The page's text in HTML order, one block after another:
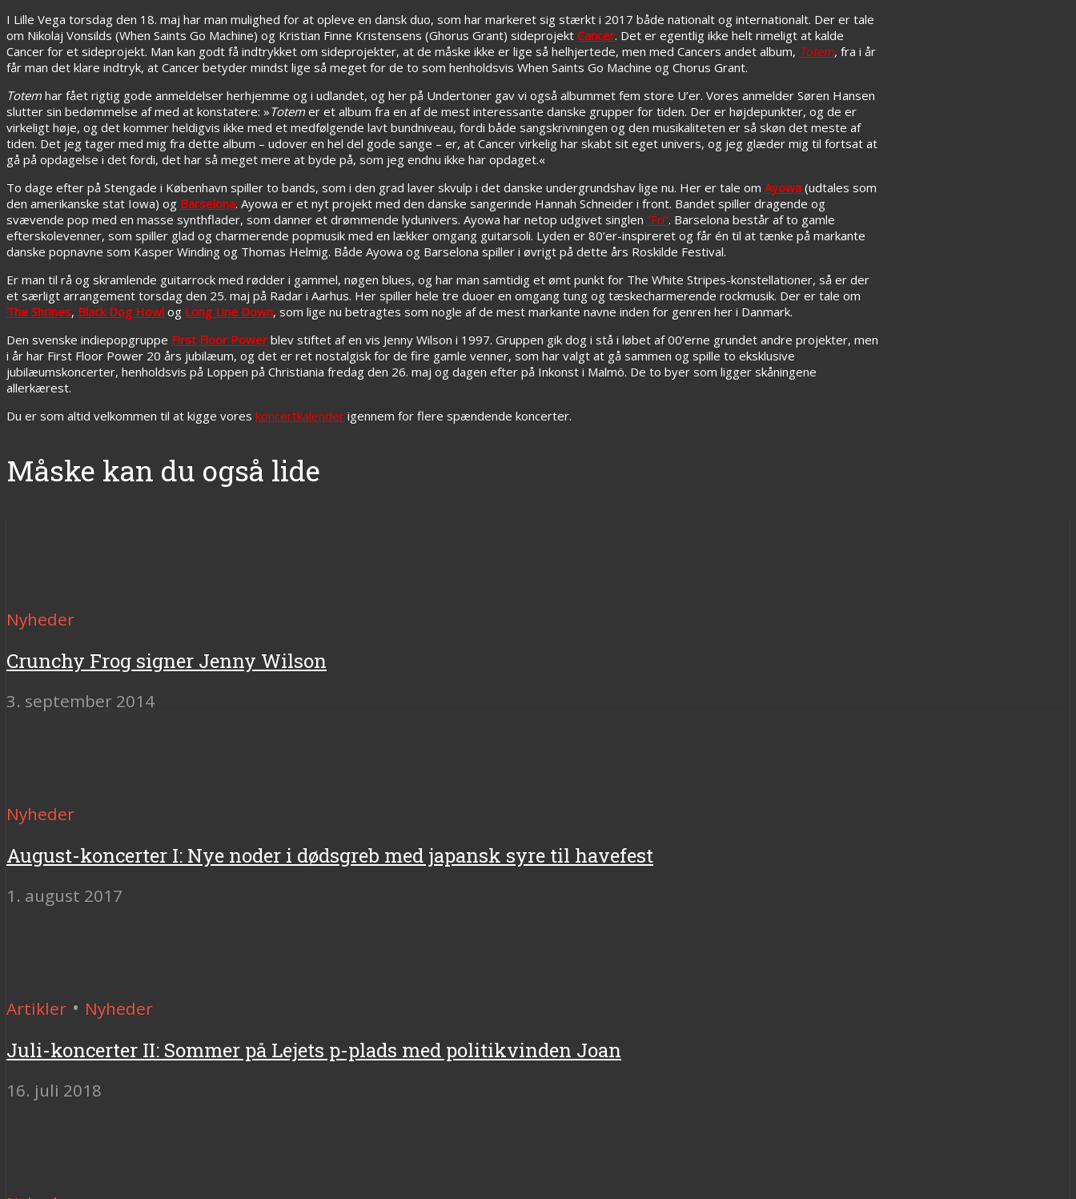
I Lille Vega torsdag den 18. maj har man mulighed for at opleve en dansk duo, som har markeret sig stærkt i 2017 både nationalt og internationalt. Der er tale
om Nikolaj Vonsilds (When Saints Go Machine) og Kristian Finne Kristensens (Ghorus Grant) sideprojekt Cancer. Det er egentlig ikke helt rimeligt at kalde
Cancer for et sideprojekt. Man kan godt få indtrykket om sideprojekter, at de måske ikke er lige så helhjertede, men med Cancers andet album, Totem, fra i år
får man det klare indtryk, at Cancer betyder mindst lige så meget for de to som henholdsvis When Saints Go Machine og Chorus Grant.
Totem har fået rigtig gode anmeldelser herhjemme og i udlandet, og her på Undertoner gav vi også albummet fem store U’er. Vores anmelder Søren Hansen
slutter sin bedømmelse af med at konstatere: »Totem er et album fra en af de mest interessante danske grupper for tiden. Der er højdepunkter, og de er
virkeligt høje, og det kommer heldigvis ikke med et medfølgende lavt bundniveau, fordi både sangskrivningen og den musikaliteten er så skøn det meste af
tiden. Det jeg tager med mig fra dette album – udover en hel del gode sange – er, at Cancer virkelig har skabt sit eget univers, og jeg glæder mig til fortsat at
gå på opdagelse i det fordi, det har så meget mere at byde på, som jeg endnu ikke har opdaget.«
To dage efter på Stengade i København spiller to bands, som i den grad laver skvulp i det danske undergrundshav lige nu. Her er tale om Ayowa (udtales som
den amerikanske stat Iowa) og Barselona. Ayowa er et nyt projekt med den danske sangerinde Hannah Schneider i front. Bandet spiller dragende og
svævende pop med en masse synthflader, som danner et drømmende lydunivers. Ayowa har netop udgivet singlen ”Fri”. Barselona består af to gamle
efterskolevenner, som spiller glad og charmerende popmusik med en lækker omgang guitarsoli. Lyden er 80’er-inspireret og får én til at tænke på markante
danske popnavne som Kasper Winding og Thomas Helmig. Både Ayowa og Barselona spiller i øvrigt på dette års Roskilde Festival.
Er man til rå og skramlende guitarrock med rødder i gammel, nøgen blues, og har man samtidig et ømt punkt for The White Stripes-konstellationer, så er der
et særligt arrangement torsdag den 25. maj på Radar i Aarhus. Her spiller hele tre duoer en omgang tung og tæskecharmerende rockmusik. Der er tale om
The Shrines, Black Dog Howl og Long Line Down, som lige nu betragtes som nogle af de mest markante navne inden for genren her i Danmark.
Den svenske indiepopgruppe First Floor Power blev stiftet af en vis Jenny Wilson i 1997. Gruppen gik dog i stå i løbet af 00’erne grundet andre projekter, men
i år har First Floor Power 20 års jubilæum, og det er ret nostalgisk for de fire gamle venner, som har valgt at gå sammen og spille to eksklusive
jubilæumskoncerter, henholdsvis på Loppen på Christiania fredag den 26. maj og dagen efter på Inkonst i Malmö. De to byer som ligger skåningene
allerkærest.
Du er som altid velkommen til at kigge vores koncertkalender igennem for flere spændende koncerter.
Måske kan du også lide
Nyheder
Crunchy Frog signer Jenny Wilson
3. september 2014
Nyheder
August-koncerter I: Nye noder i dødsgreb med japansk syre til havefest
1. august 2017
Artikler • Nyheder
Juli-koncerter II: Sommer på Lejets p-plads med politikvinden Joan
16. juli 2018